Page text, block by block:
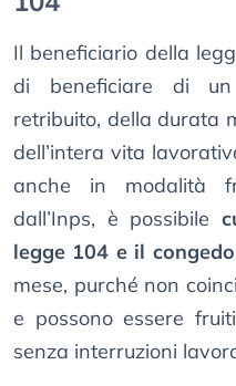
Il beneficiario della
di beneficiare di
retribuito, della durata
dell’intera vita
anche in modalità
dall’Inps, è possibile
legge 104 e il
mese, purché non
e possono essere
senza interruzioni